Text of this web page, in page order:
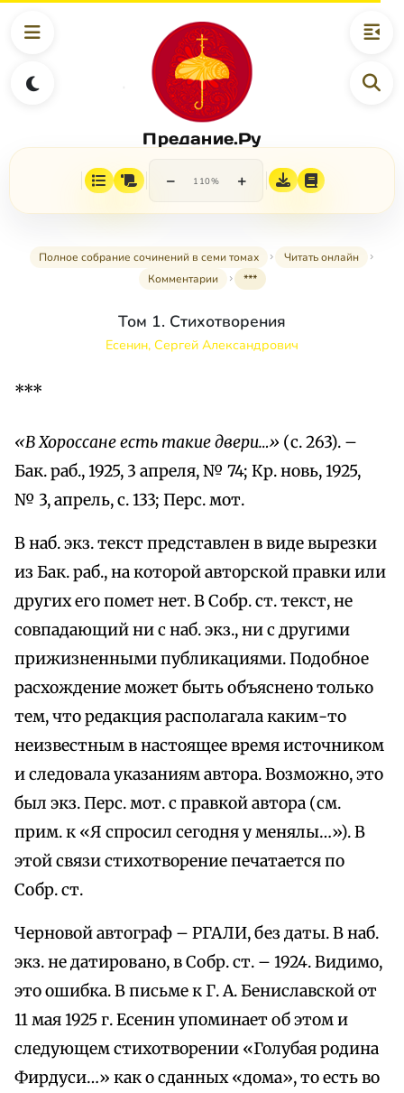
Предание.Ру
− 110% +
Полное собрание сочинений в семи томах
Читать онлайн
Комментарии
***
Том 1. Стихотворения
Есенин, Сергей Александрович
***
«В Хороссане есть такие двери…» (с. 263). –
Бак. раб., 1925, 3 апреля, № 74; Кр. новь, 1925,
№ 3, апрель, с. 133; Перс. мот.
В наб. экз. текст представлен в виде вырезки
из Бак. раб., на которой авторской правки или
других его помет нет. В Собр. ст. текст, не
совпадающий ни с наб. экз., ни с другими
прижизненными публикациями. Подобное
расхождение может быть объяснено только
тем, что редакция располагала каким-то
неизвестным в настоящее время источником
и следовала указаниям автора. Возможно, это
был экз. Перс. мот. с правкой автора (см.
прим. к «Я спросил сегодня у менялы…»). В
этой связи стихотворение печатается по
Собр. ст.
Черновой автограф – РГАЛИ, без даты. В наб.
экз. не датировано, в Собр. ст. – 1924. Видимо,
это ошибка. В письме к Г. А. Бениславской от
11 мая 1925 г. Есенин упоминает об этом и
следующем стихотворении «Голубая родина
Фирдуси…» как о сданных «дома», то есть во